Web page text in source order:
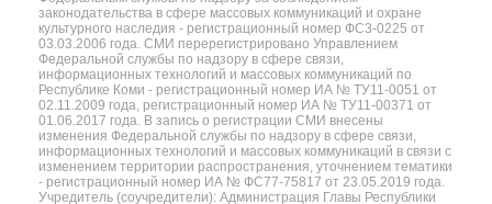
законодательства в сфере массовых коммуникаций и охране
культурного наследия - регистрационный номер ФС3-0225 от
03.03.2006 года. СМИ перерегистрировано Управлением
Федеральной службы по надзору в сфере связи,
информационных технологий и массовых коммуникаций по
Республике Коми - регистрационный номер ИА № ТУ11-0051 от
02.11.2009 года, регистрационный номер ИА № ТУ11-00371 от
01.06.2017 года. В запись о регистрации СМИ внесены
изменения Федеральной службы по надзору в сфере связи,
информационных технологий и массовых коммуникаций в связи с
изменением территории распространения, уточнением тематики
- регистрационный номер ИА № ФС77-75817 от 23.05.2019 года.
Учредитель (соучредители): Администрация Главы Республики